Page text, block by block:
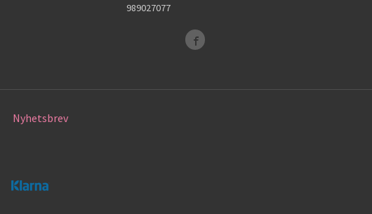
989027077
Nyhetsbrev